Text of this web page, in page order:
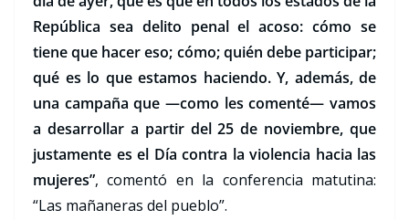
República sea delito penal el acoso: cómo se
tiene que hacer eso; cómo; quién debe participar;
qué es lo que estamos haciendo. Y, además, de
una campaña que —como les comenté— vamos
a desarrollar a partir del 25 de noviembre, que
justamente es el Día contra la violencia hacia las
mujeres”, comentó en la conferencia matutina:
“Las mañaneras del pueblo”.